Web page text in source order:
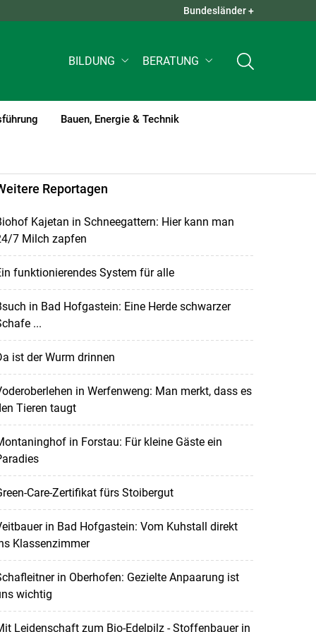
QUICK LINKS +
Bundesländer +
BILDUNG BERATUNG
Bauen, Energie & Technik
Reportagen
Kajetan in Schneegattern: Hier kann man
7 Milch zapfen
funktionierendes System für alle
in Bad Hofgastein: Eine Herde schwarzer
...
ist der Wurm drinnen
in Werfenweng: Man merkt, dass es
Tieren taugt
in Forstau: Für kleine Gäste ein
Care-Zertifikat fürs Stoibergut
in Bad Hofgastein: Vom Kuhstall direkt
Klassenzimmer
in Oberhofen: Gezielte Anpaarung ist
wichtig
Leidenschaft zum Bio-Edelpilz - Stoffenbauer in